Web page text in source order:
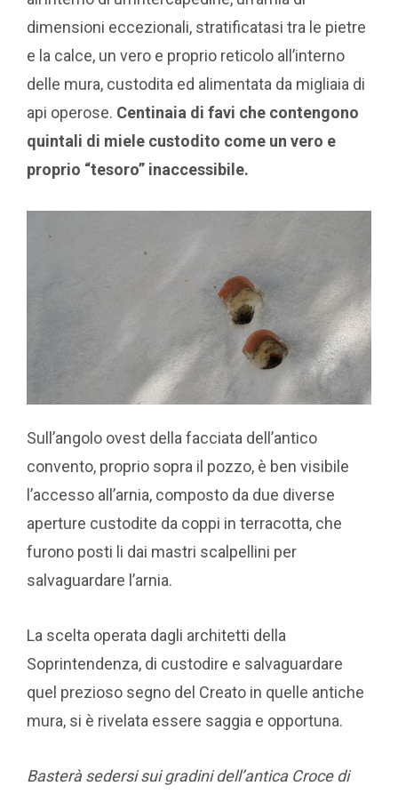
dimensioni eccezionali, stratificatasi tra le pietre
e la calce, un vero e proprio reticolo all’interno
delle mura, custodita ed alimentata da migliaia di
api operose. Centinaia di favi che contengono
quintali di miele custodito come un vero e
proprio “tesoro” inaccessibile.
Sull’angolo ovest della facciata dell’antico
convento, proprio sopra il pozzo, è ben visibile
l’accesso all’arnia, composto da due diverse
aperture custodite da coppi in terracotta, che
furono posti li dai mastri scalpellini per
salvaguardare l’arnia.
La scelta operata dagli architetti della
Soprintendenza, di custodire e salvaguardare
quel prezioso segno del Creato in quelle antiche
mura, si è rivelata essere saggia e opportuna.
Basterà sedersi sui gradini dell’antica Croce di